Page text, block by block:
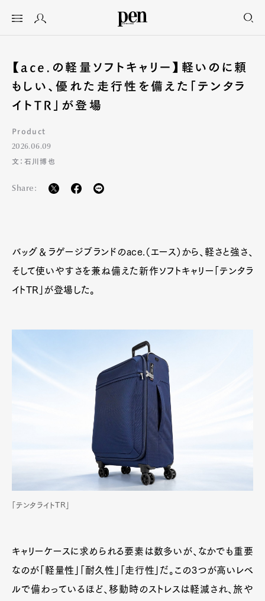
【ace.の軽量ソフトキャリー】軽いのに頼
もしい、優れた走行性を備えた「テンタラ
イトTR」が登場
Product
2026.06.09
文：石川博也
Share:
バッグ＆ラゲージブランドのace.（エース）から、軽さと強さ、
そして使いやすさを兼ね備えた新作ソフトキャリー「テンタラ
イトTR」が登場した。
「テンタライトTR」
キャリーケースに求められる要素は数多いが、なかでも重要
なのが「軽量性」「耐久性」「走行性」だ。この3つが高いレベ
ルで備わっているほど、移動時のストレスは軽減され、旅や